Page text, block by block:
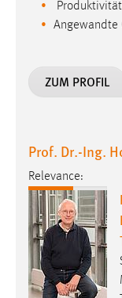
ZUM PROFIL
Prof. Dr.-Ing.
h.roennebeck@
Lehrgebiet(e):